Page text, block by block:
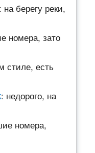
на берегу реки,
номера, зато
стиле, есть
: недорого, на
номера,